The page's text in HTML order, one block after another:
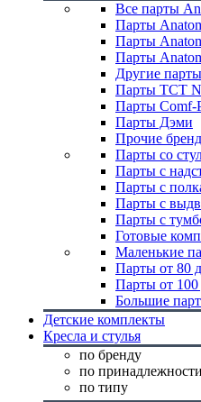
Все парты
Парты
Парты
Парты
Другие парты
Парты TCT
Парты Comf-
Парты Дэми
Прочие
Парты со
Парты с
Парты с
Парты с
Парты с
Готовые
Маленькие
Парты от 80
Парты от 100
Большие
Детские комплекты
Кресла и стулья
по бренду
по принадлежности
по типу